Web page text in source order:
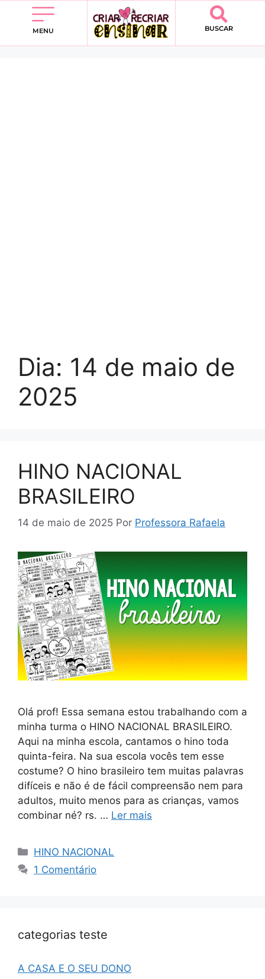
MENU BUSCAR
Dia: 14 de maio de
2025
HINO NACIONAL
BRASILEIRO
14 de maio de 2025 Por Professora Rafaela
Olá prof! Essa semana estou trabalhando com a
minha turma o HINO NACIONAL BRASILEIRO.
Aqui na minha escola, cantamos o hino toda
quinta-feira. Na sua escola vocês tem esse
costume? O hino brasileiro tem muitas palavras
difíceis e não é de fácil compreensão nem para
adultos, muito menos para as crianças, vamos
combinar né? rs. … Ler mais
HINO NACIONAL
1 Comentário
categorias teste
A CASA E O SEU DONO